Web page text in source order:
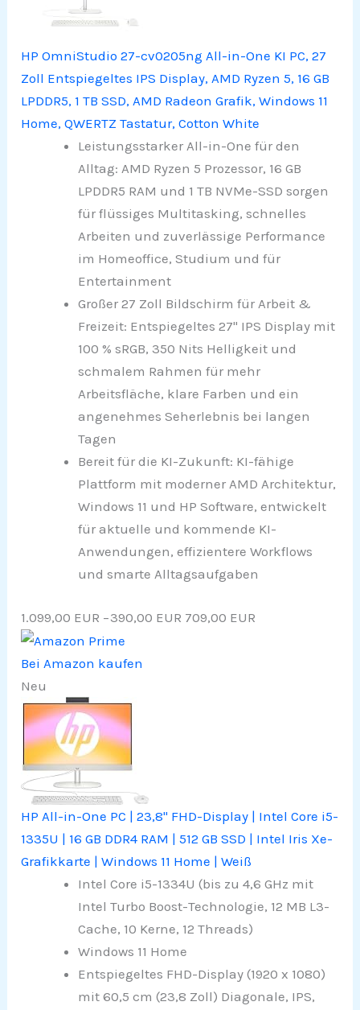
HP OmniStudio 27-cv0205ng All-in-One KI PC, 27
Zoll Entspiegeltes IPS Display, AMD Ryzen 5, 16 GB
LPDDR5, 1 TB SSD, AMD Radeon Grafik, Windows 11
Home, QWERTZ Tastatur, Cotton White
Leistungsstarker All-in-One für den
Alltag: AMD Ryzen 5 Prozessor, 16 GB
LPDDR5 RAM und 1 TB NVMe-SSD sorgen
für flüssiges Multitasking, schnelles
Arbeiten und zuverlässige Performance
im Homeoffice, Studium und für
Entertainment
Großer 27 Zoll Bildschirm für Arbeit &
Freizeit: Entspiegeltes 27" IPS Display mit
100 % sRGB, 350 Nits Helligkeit und
schmalem Rahmen für mehr
Arbeitsfläche, klare Farben und ein
angenehmes Seherlebnis bei langen
Tagen
Bereit für die KI-Zukunft: KI-fähige
Plattform mit moderner AMD Architektur,
Windows 11 und HP Software, entwickelt
für aktuelle und kommende KI-
Anwendungen, effizientere Workflows
und smarte Alltagsaufgaben
1.099,00 EUR −390,00 EUR 709,00 EUR
Bei Amazon kaufen
Neu
HP All-in-One PC | 23,8" FHD-Display | Intel Core i5-
1335U | 16 GB DDR4 RAM | 512 GB SSD | Intel Iris Xe-
Grafikkarte | Windows 11 Home | Weiß
Intel Core i5-1334U (bis zu 4,6 GHz mit
Intel Turbo Boost-Technologie, 12 MB L3-
Cache, 10 Kerne, 12 Threads)
Windows 11 Home
Entspiegeltes FHD-Display (1920 x 1080)
mit 60,5 cm (23,8 Zoll) Diagonale, IPS,